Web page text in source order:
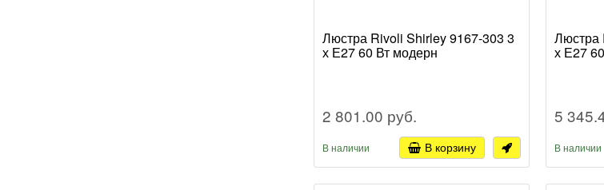
Люстра Rivoli Shirley 9167-303 3
х Е27 60 Вт модерн
2 801.00 руб.
В наличии В корзину
Люстра
х Е27
5
В наличии